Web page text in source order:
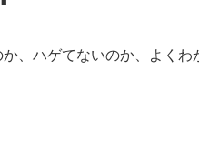
、ハゲてないのか、よくわ